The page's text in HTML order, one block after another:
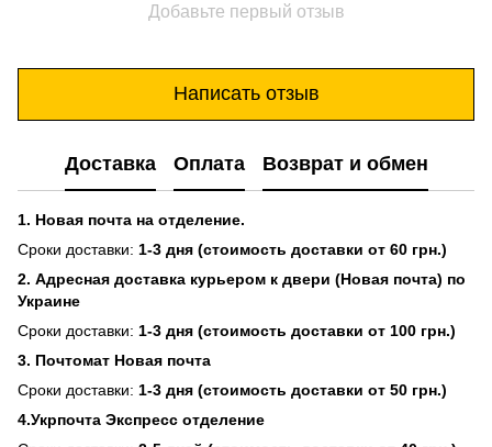
Добавьте первый отзыв
Написать отзыв
Доставка Оплата Возврат и обмен
1. Новая почта на отделение.
Сроки доставки: 1-3 дня (стоимость доставки от 60 грн.)
2. Адресная доставка курьером к двери (Новая почта) по
Украине
Сроки доставки: 1-3 дня (стоимость доставки от 100 грн.)
3. Почтомат Новая почта
Сроки доставки: 1-3 дня (стоимость доставки от 50 грн.)
4.Укрпочта Экспресс отделение